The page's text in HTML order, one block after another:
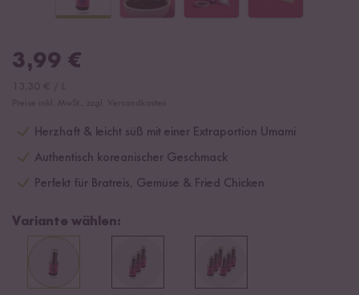
3,99 €
Herzhaft & leicht süß mit einer Extraportion Umami
Authentisch koreanischer Geschmack
Perfekt für Bratreis, Gemüse & Fried Chicken
Variante wählen: